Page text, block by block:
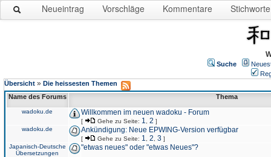
Neueintrag Vorschläge Kommentare Stichworte
Suche
Übersicht » Die heissesten Themen
Name des Forums
Thema
wadoku.de Willkommen im neuen wadoku - Forum
[ Gehe zu Seite: 1 2 ]
wadoku.de
Ankündigung: Neue EPWING-Version verfügbar
[ Gehe zu Seite: 1 2 3 ]
Japanisch-Deutsche
Übersetzungen
"etwas neues" oder "etwas Neues"?